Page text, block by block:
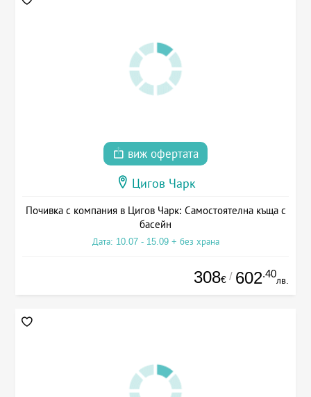
виж офертата
Цигов Чарк
Почивка с компания в Цигов Чарк: Самостоятелна къща с
басейн
Дата: 10.07 - 15.09 + без храна
308€ / 602.40
лв.